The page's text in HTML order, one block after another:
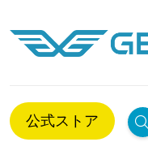
公式ストア